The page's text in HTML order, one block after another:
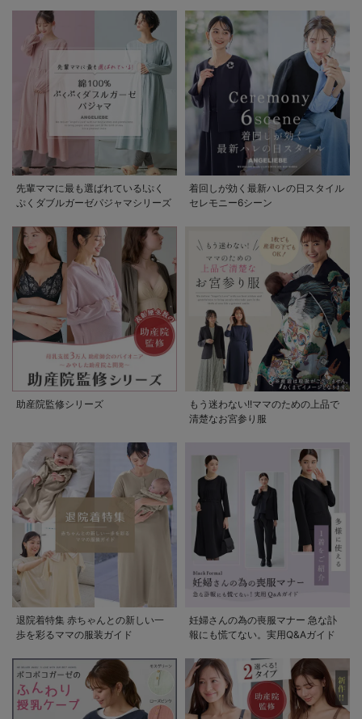
先輩ママに最も選ばれている!ぷく
ぷくダブルガーゼパジャマシリーズ
着回しが効く最新ハレの日スタイル
セレモニー6シーン
助産院監修シリーズ
もう迷わない!!ママのための上品で
清楚なお宮参り服
退院着特集 赤ちゃんとの新しい一
歩を彩るママの服装ガイド
妊婦さんの為の喪服マナー 急な訃
報にも慌てない。実用Q&Aガイド